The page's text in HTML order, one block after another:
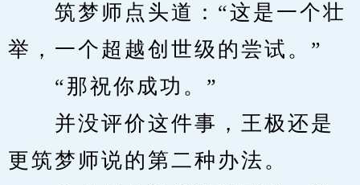
筑梦师点头道：“这是一个壮
举，一个超越创世级的尝试。”
“那祝你成功。”
并没评价这件事，王极还是
更筑梦师说的第二种办法。